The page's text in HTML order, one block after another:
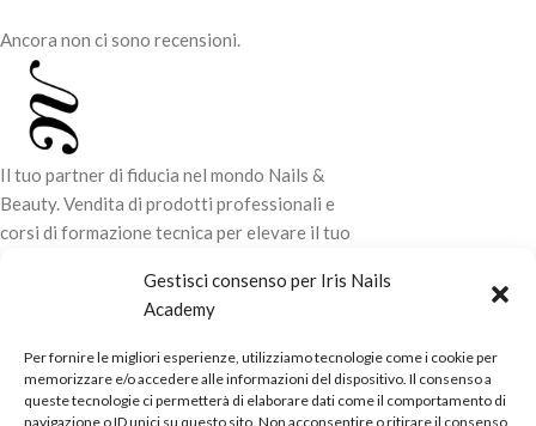
Gestisci consenso per Iris Nails
Academy
Per fornire le migliori esperienze, utilizziamo tecnologie come i cookie per
memorizzare e/o accedere alle informazioni del dispositivo. Il consenso a
queste tecnologie ci permetterà di elaborare dati come il comportamento di
navigazione o ID unici su questo sito. Non acconsentire o ritirare il consenso
Ancora non ci sono recensioni.
Il tuo partner di fiducia nel mondo Nails &
Beauty. Vendita di prodotti professionali e
corsi di formazione tecnica per elevare il tuo
LINK UTILI
ORARI NEGOZIO